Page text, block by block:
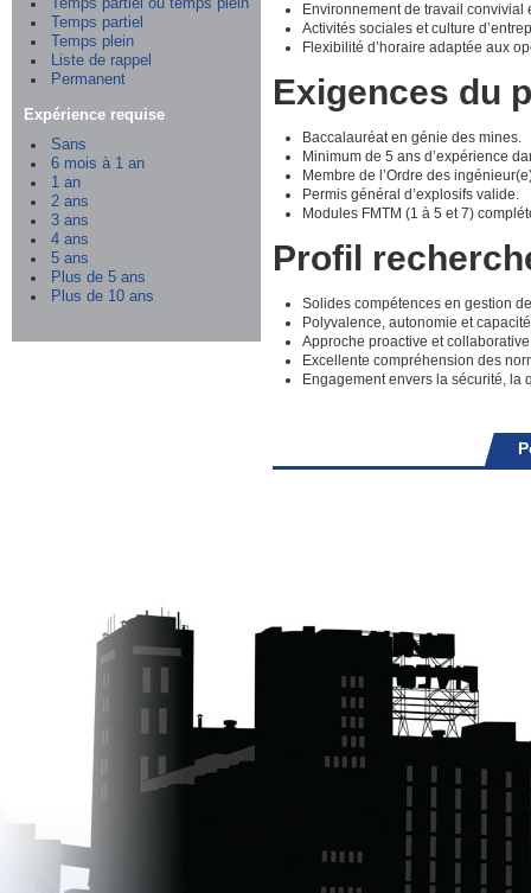
Temps partiel ou temps plein
Temps partiel
Temps plein
Liste de rappel
Permanent
Expérience requise
Sans
6 mois à 1 an
1 an
2 ans
3 ans
4 ans
5 ans
Plus de 5 ans
Plus de 10 ans
Environnement de travail convivial
Activités sociales et culture
Flexibilité d’horaire adaptée aux
Exigences du
Baccalauréat en génie des mines.
Minimum de 5 ans d’expérience
Membre de l’Ordre des
Permis général d’explosifs valide.
Modules FMTM (1 à 5 et 7)
Profil
Solides compétences en gestion
Polyvalence, autonomie et
Approche proactive et
Excellente compréhension des
Engagement envers la sécurité, la